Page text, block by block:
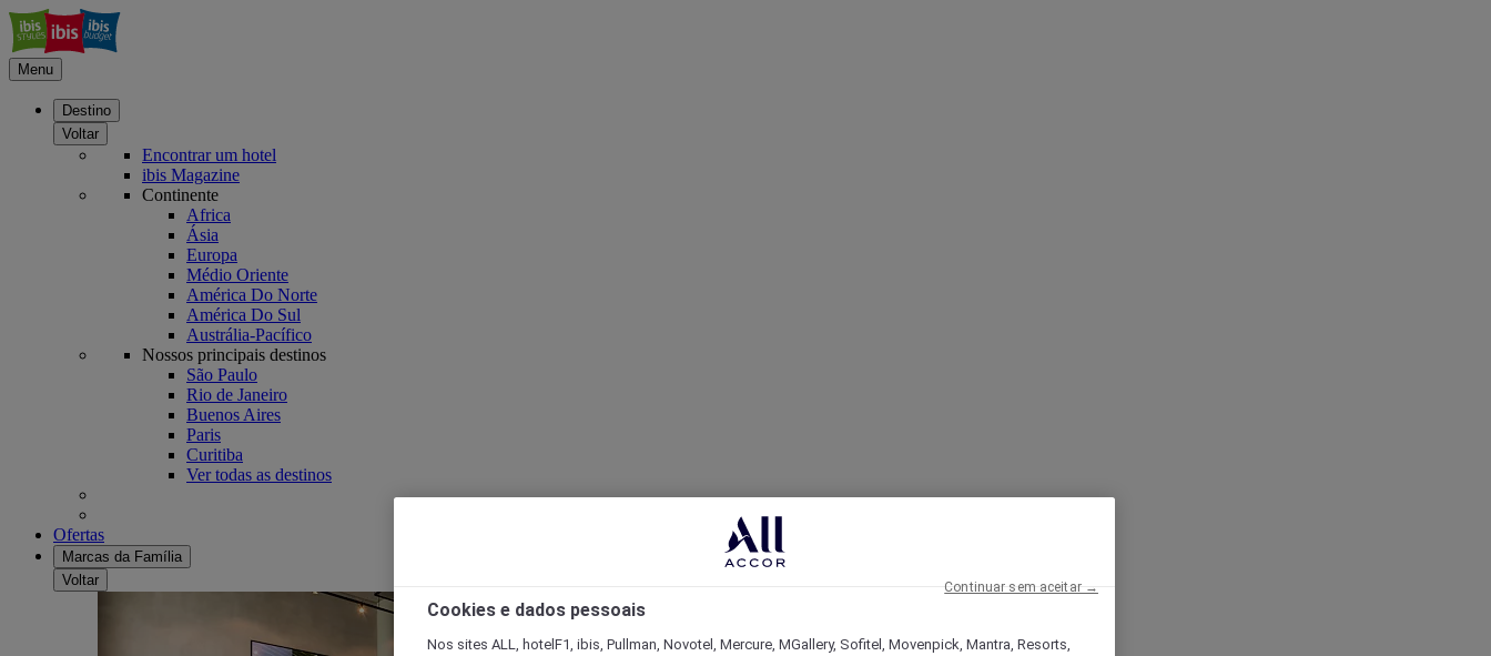
Menu
Destino
Voltar
Encontrar um hotel
ibis Magazine
Continente
Africa
Ásia
Europa
Médio Oriente
América Do Norte
América Do Sul
Austrália-Pacífico
Nossos principais destinos
São Paulo
Rio de Janeiro
Buenos Aires
Paris
Curitiba
Ver todas as destinos
Ofertas
Marcas da Família
Voltar
Cookies e dados pessoais
Nos sites ALL, hotelF1, ibis, Pullman, Novotel, Mercure, MGallery, Sofitel, Movenpick, Mantra, Resorts,
Continuar sem aceitar →